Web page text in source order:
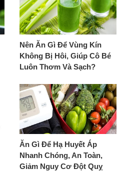
Nên Ăn Gì Để Vùng Kín
Không Bị Hôi, Giúp Cô Bé
Luôn Thơm Và Sạch?
Ăn Gì Để Hạ Huyết Áp
Nhanh Chóng, An Toàn,
Giảm Nguy Cơ Đột Quỵ